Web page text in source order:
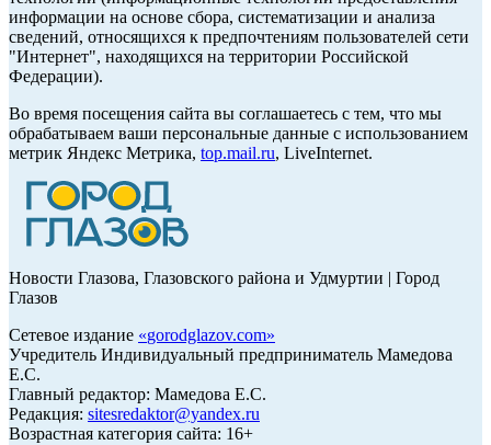
информации на основе сбора, систематизации и анализа
сведений, относящихся к предпочтениям пользователей сети
"Интернет", находящихся на территории Российской
Федерации).
Во время посещения сайта вы соглашаетесь с тем, что мы
обрабатываем ваши персональные данные с использованием
метрик Яндекс Метрика, top.mail.ru, LiveInternet.
Новости Глазова, Глазовского района и Удмуртии | Город
Глазов
Сетевое издание «gorodglazov.com»
Учредитель Индивидуальный предприниматель Мамедова
Е.С.
Главный редактор: Мамедова Е.С.
Редакция: sitesredaktor@yandex.ru
Возрастная категория сайта: 16+